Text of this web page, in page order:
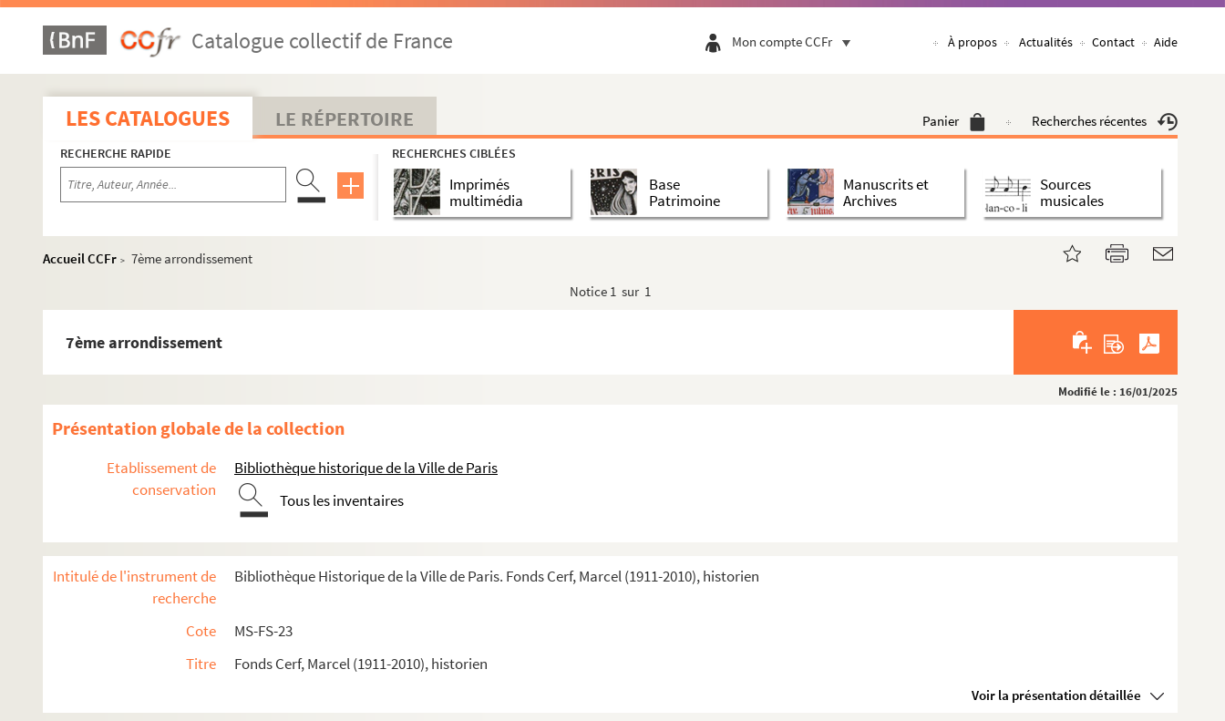
Catalogue collectif de France Mon compte CCFr À propos Actualités Contact Aide
LES CATALOGUES LE RÉPERTOIRE Panier Recherches récentes
RECHERCHE RAPIDE RECHERCHES CIBLÉES
Imprimés
multimédia
Base
Patrimoine
Manuscrits et
Archives
Sources
musicales
Accueil CCFr > 7ème arrondissement
Notice 1 sur 1
7ème arrondissement
Modifié le : 16/01/2025
Présentation globale de la collection
Etablissement de
conservation
Bibliothèque historique de la Ville de Paris
Tous les inventaires
Intitulé de l'instrument de
recherche
Bibliothèque Historique de la Ville de Paris. Fonds Cerf, Marcel (1911-2010), historien
Cote
MS-FS-23
Titre
Fonds Cerf, Marcel (1911-2010), historien
Voir la présentation détaillée
Pièces historiques
Dossiers de travail
Commune de 1871 : lieux
4-MS-FS-23-026. Algérie
Espagne
4-MS-FS-23-029. Etats-Unis
4-MS-FS-23-030. Bagneux, les fusillés
4-MS-FS-23-031. Bois-le-Roi
4-MS-FS-23-034. Caraïbes